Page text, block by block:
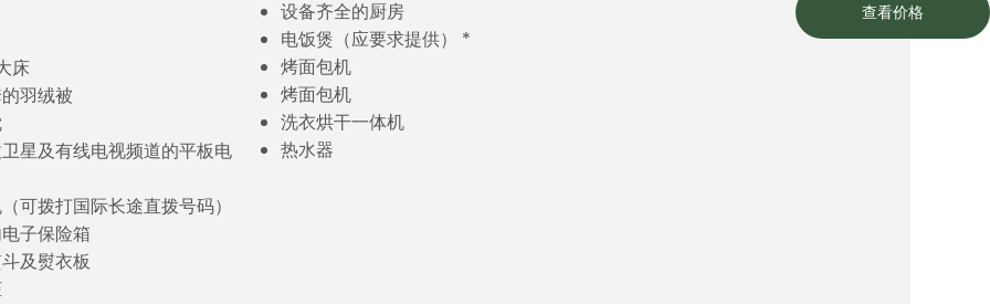
查看价格
床
羽绒被
星及有线电视频道的平板电
可拨打国际长途直拨号码）
子保险箱
及熨衣板
设备齐全的厨房
电饭煲（应要求提供） *
烤面包机
烤面包机
洗衣烘干一体机
热水器